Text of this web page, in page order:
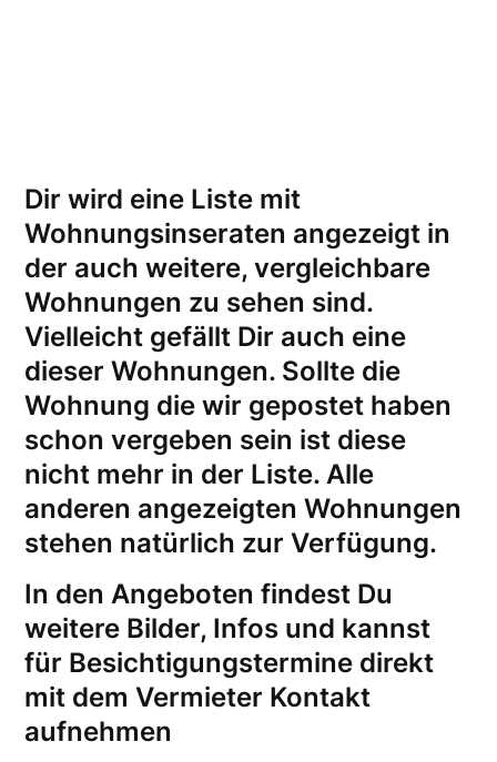
Dir wird eine Liste mit
Wohnungsinseraten angezeigt in
der auch weitere, vergleichbare
Wohnungen zu sehen sind.
Vielleicht gefällt Dir auch eine
dieser Wohnungen. Sollte die
Wohnung die wir gepostet haben
schon vergeben sein ist diese
nicht mehr in der Liste. Alle
anderen angezeigten Wohnungen
stehen natürlich zur Verfügung.
In den Angeboten findest Du
weitere Bilder, Infos und kannst
für Besichtigungstermine direkt
mit dem Vermieter Kontakt
aufnehmen